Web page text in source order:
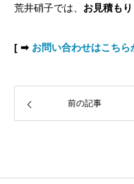
荒井硝子では、 お見積も
[ ➡ お問い合わせはこちら
前の記事